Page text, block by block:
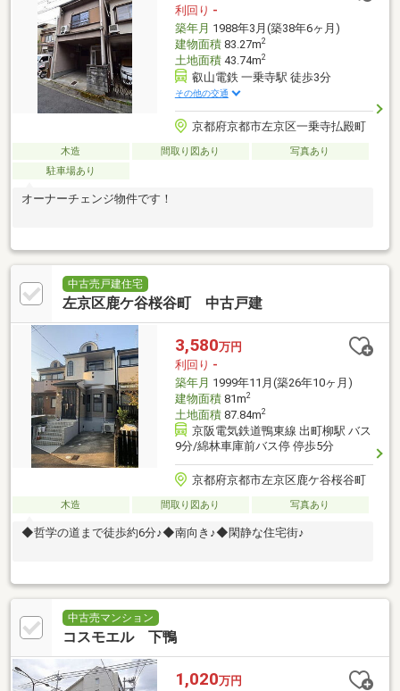
利回り -
築年月 1988年3月(築38年6ヶ月)
建物面積83.27m2
土地面積43.74m2
叡山電鉄 一乗寺駅 徒歩3分
その他の交通
京都府京都市左京区一乗寺払殿町
木造 間取り図あり
写真あり
駐車場あり
オーナーチェンジ物件です！
中古売戸建住宅
左京区鹿ケ谷桜谷町 中古戸建
3,580万円
利回り -
築年月 1999年11月(築26年10ヶ月)
建物面積81m2
土地面積87.84m2
京阪電気鉄道鴨東線 出町柳駅 バス
9分/綿林車庫前バス停 停歩5分
京都府京都市左京区鹿ケ谷桜谷町
木造 間取り図あり 写真あり
◆哲学の道まで徒歩約6分♪◆南向き♪◆閑静な住宅街♪
中古売マンション
コスモエル 下鴨
1,020万円